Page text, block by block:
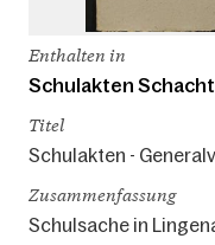
Enthalten in
Schulakten
Titel
Schulakten -
Zusammenfassung
Schulsache in